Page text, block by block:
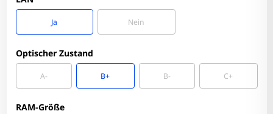
Ja Nein
Optischer Zustand
A- B+ B- C+
RAM-Größe